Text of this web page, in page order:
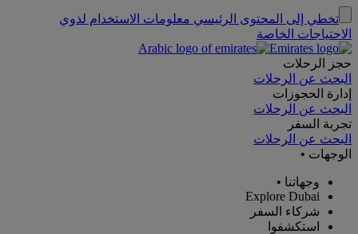
تخطي إلى المحتوى الرئيسي معلومات الاستخدام لذوي
الاحتياجات الخاصة
حجز الرحلات
البحث عن الرحلات
إدارة الحجوزات
البحث عن الرحلات
تجربة السفر
البحث عن الرحلات
الوجهات •
وجهاتنا •
Explore Dubai
شركاء السفر
استكشفوا